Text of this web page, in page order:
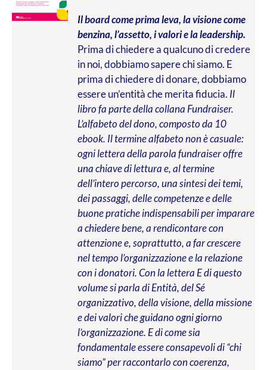
Il board come prima leva, la visione come
benzina, l’assetto, i valori e la leadership.
Prima di chiedere a qualcuno di credere
in noi, dobbiamo sapere chi siamo. E
prima di chiedere di donare, dobbiamo
essere un’entità che merita fiducia. Il
libro fa parte della collana Fundraiser.
L’alfabeto del dono, composto da 10
ebook. Il termine alfabeto non è casuale:
ogni lettera della parola fundraiser offre
una chiave di lettura e, al termine
dell’intero percorso, una sintesi dei temi,
dei passaggi, delle competenze e delle
buone pratiche indispensabili per imparare
a chiedere bene, a rendicontare con
attenzione e, soprattutto, a far crescere
nel tempo l’organizzazione e la relazione
con i donatori. Con la lettera E di questo
volume si parla di Entità, del Sé
organizzativo, della visione, della missione
e dei valori che guidano ogni giorno
l’organizzazione. E di come sia
fondamentale essere consapevoli di “chi
siamo” per raccontarlo con coerenza,